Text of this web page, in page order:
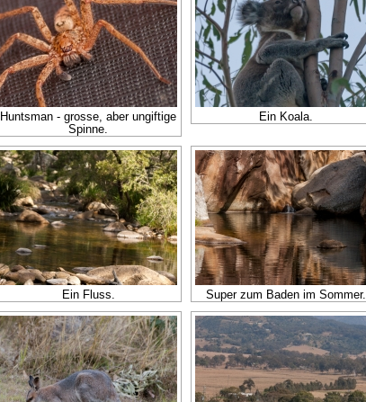
Huntsman - grosse, aber ungiftige
Spinne.
Ein Koala.
Ein Fluss. Super zum Baden im Sommer.